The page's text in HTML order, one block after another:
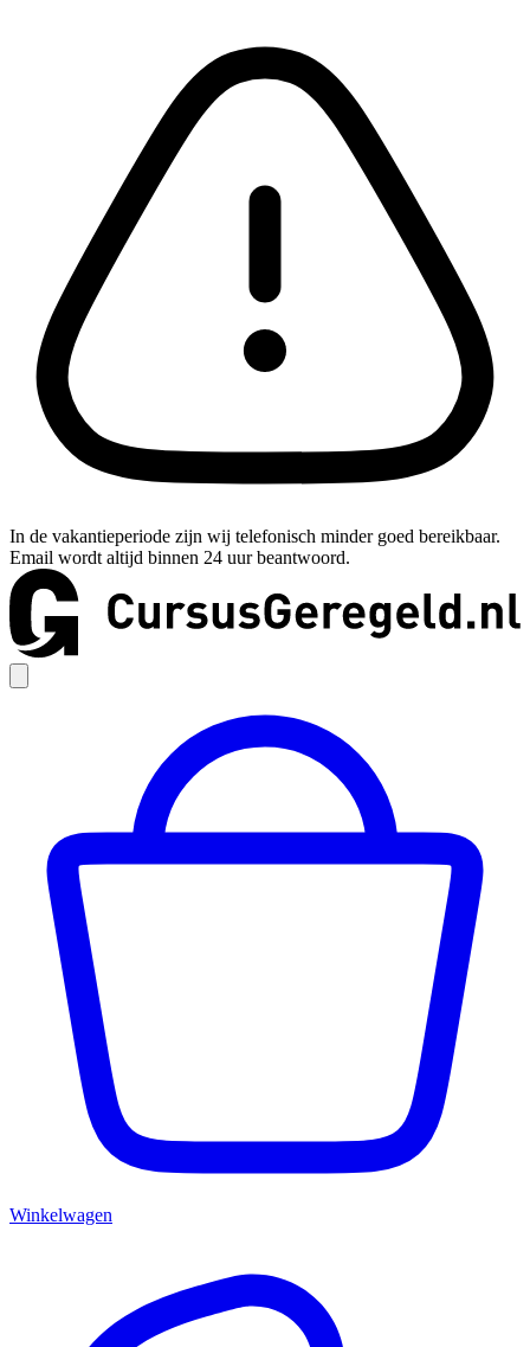
In de vakantieperiode zijn wij telefonisch minder goed bereikbaar.
Email wordt altijd binnen 24 uur beantwoord.
Winkelwagen